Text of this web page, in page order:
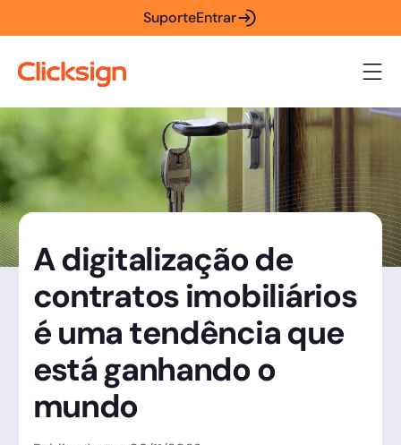
SuporteEntrar
A digitalização de
contratos imobiliários
é uma tendência que
está ganhando o
mundo